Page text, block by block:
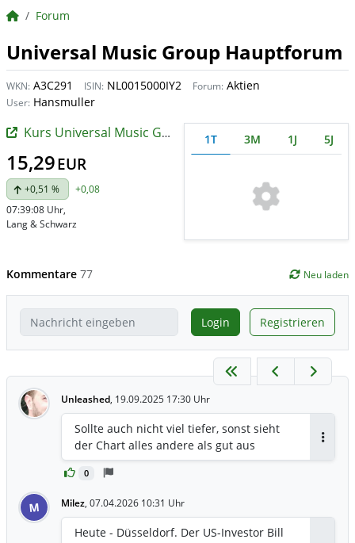
BörsenNEWS.de
Forum
Universal Music Group Hauptforum
WKN: A3C291 ISIN: NL0015000IY2 Forum: Aktien
User: Hansmuller
Kurs Universal Music Group
15,29EUR
+0,51 %
+0,08
07:39:08 Uhr,
Lang & Schwarz
1T 3M 1J 5J
Kommentare 77 Neu laden
Login Registrieren
Unleashed, 19.09.2025 17:30 Uhr
0
Sollte auch nicht viel tiefer, sonst sieht
der Chart alles andere als gut aus
M Milez, 07.04.2026 10:31 Uhr
Heute - Düsseldorf. Der US-Investor Bill